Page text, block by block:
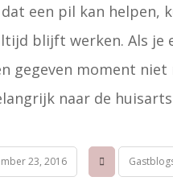
een pil kan helpen,
blijft werken. Als je
gegeven moment
naar de
23, 2016